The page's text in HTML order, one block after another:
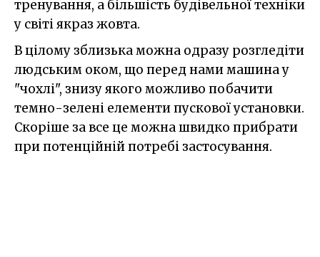
тренування, а більшість будівельної техніки
у світі якраз жовта.
В цілому зблизька можна одразу розгледіти
людським оком, що перед нами машина у
"чохлі", знизу якого можливо побачити
темно-зелені елементи пускової установки.
Скоріше за все це можна швидко прибрати
при потенційній потребі застосування.